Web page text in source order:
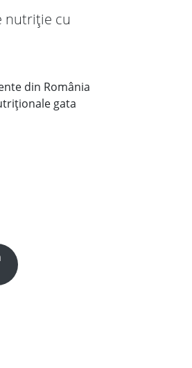
nutriție cu
din România
gata